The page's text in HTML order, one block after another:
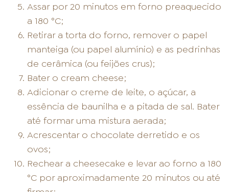
Assar por 20 minutos em forno preaquecido
a 180 °C;
Retirar a torta do forno, remover o papel
manteiga (ou papel alumínio) e as pedrinhas
de cerâmica (ou feijões crus);
Bater o cream cheese;
Adicionar o creme de leite, o açúcar, a
essência de baunilha e a pitada de sal. Bater
até formar uma mistura aerada;
Acrescentar o chocolate derretido e os
ovos;
Rechear a cheesecake e levar ao forno a 180
°C por aproximadamente 20 minutos ou até